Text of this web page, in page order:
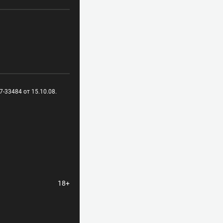
33484 от 15.10.08.
18+